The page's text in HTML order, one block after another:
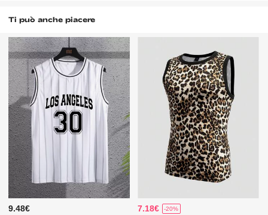
Ti può anche piacere
9.48€ 7.18€ -20%